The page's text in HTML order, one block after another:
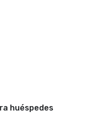
huéspedes